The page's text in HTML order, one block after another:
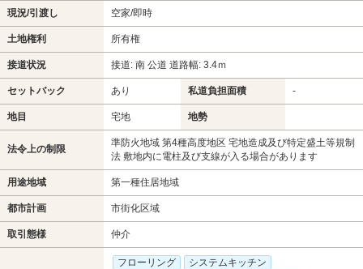
現況/引渡し 空家/即時
土地権利 所有権
接道状況 接道: 南 公道 道路幅: 3.4ｍ
セットバック あり 私道負担面積 -
地目 宅地 地勢
法令上の制限
準防火地域 第4種高度地区 宅地造成及び特定盛土等規制
法 敷地内に電柱及び支線が入る場合があります
用途地域 第一種住居地域
都市計画 市街化区域
取引態様 仲介
フローリング
システムキッチン